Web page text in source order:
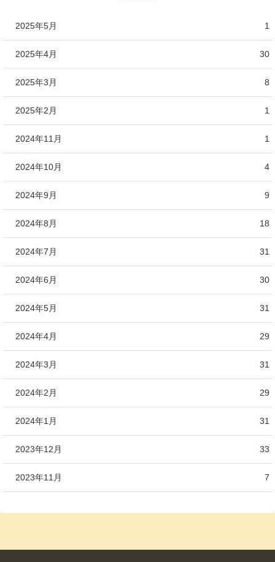
2025年5月 1
2025年4月 30
2025年3月 8
2025年2月 1
2024年11月 1
2024年10月 4
2024年9月 9
2024年8月 18
2024年7月 31
2024年6月 30
2024年5月 31
2024年4月 29
2024年3月 31
2024年2月 29
2024年1月 31
2023年12月 33
2023年11月 7